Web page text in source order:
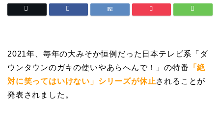
2021年、毎年の大みそか恒例だった日本テレビ系「ダ
ウンタウンのガキの使いやあらへんで！」の特番 「絶
対に笑ってはいけない」シリーズが休止されることが
発表されました。